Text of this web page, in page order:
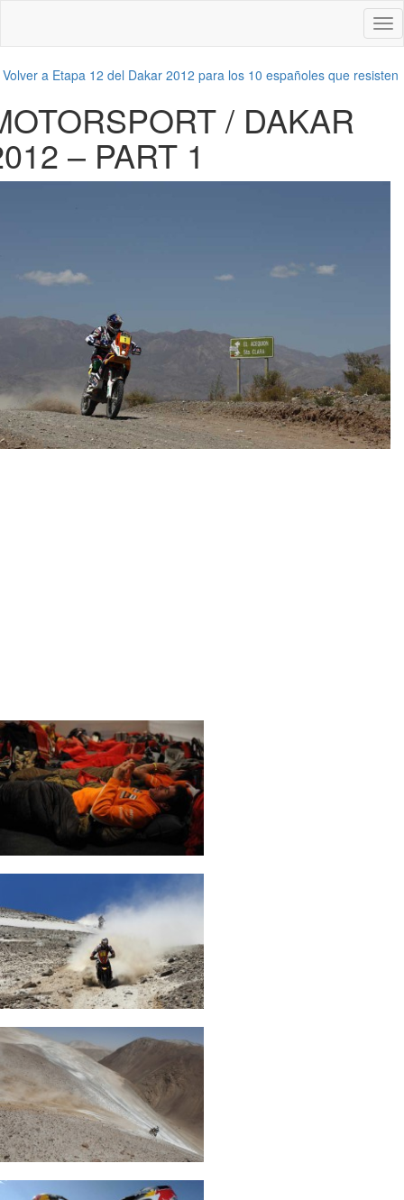
Volver a Etapa 12 del Dakar 2012 para los 10 españoles que resisten
/ DAKAR
– PART 1